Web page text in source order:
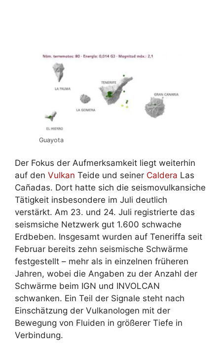
Guayota
Der Fokus der Aufmerksamkeit liegt weiterhin
auf den Vulkan Teide und seiner Caldera Las
Cañadas. Dort hatte sich die seismovulkansiche
Tätigkeit insbesondere im Juli deutlich
verstärkt. Am 23. und 24. Juli registrierte das
seismsiche Netzwerk gut 1.600 schwache
Erdbeben. Insgesamt wurden auf Teneriffa seit
Februar bereits zehn seismische Schwärme
festgestellt – mehr als in einzelnen früheren
Jahren, wobei die Angaben zu der Anzahl der
Schwärme beim IGN und INVOLCAN
schwanken. Ein Teil der Signale steht nach
Einschätzung der Vulkanologen mit der
Bewegung von Fluiden in größerer Tiefe in
Verbindung.